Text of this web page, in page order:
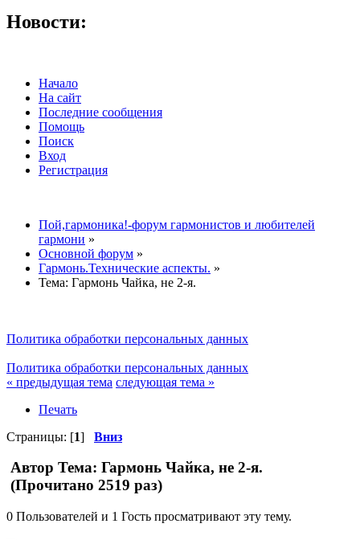
Новости:
Начало
На сайт
Последние сообщения
Помощь
Поиск
Вход
Регистрация
Пой,гармоника!-форум гармонистов и любителей
гармони »
Основной форум »
Гармонь.Технические аспекты. »
Тема: Гармонь Чайка, не 2-я.
Политика обработки персональных данных
Политика обработки персональных данных
« предыдущая тема следующая тема »
Печать
Страницы: [1] Вниз
Автор Тема: Гармонь Чайка, не 2-я.
(Прочитано 2519 раз)
0 Пользователей и 1 Гость просматривают эту тему.